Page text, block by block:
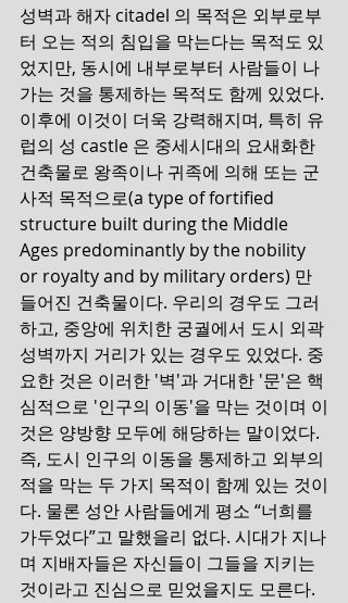
성벽과 해자 citadel 의 목적은 외부로부
터 오는 적의 침입을 막는다는 목적도 있
었지만, 동시에 내부로부터 사람들이 나
가는 것을 통제하는 목적도 함께 있었다.
이후에 이것이 더욱 강력해지며, 특히 유
럽의 성 castle 은 중세시대의 요새화한
건축물로 왕족이나 귀족에 의해 또는 군
사적 목적으로(a type of fortified
structure built during the Middle
Ages predominantly by the nobility
or royalty and by military orders) 만
들어진 건축물이다. 우리의 경우도 그러
하고, 중앙에 위치한 궁궐에서 도시 외곽
성벽까지 거리가 있는 경우도 있었다. 중
요한 것은 이러한 '벽'과 거대한 '문'은 핵
심적으로 '인구의 이동'을 막는 것이며 이
것은 양방향 모두에 해당하는 말이었다.
즉, 도시 인구의 이동을 통제하고 외부의
적을 막는 두 가지 목적이 함께 있는 것이
다. 물론 성안 사람들에게 평소 “너희를
가두었다”고 말했을리 없다. 시대가 지나
며 지배자들은 자신들이 그들을 지키는
것이라고 진심으로 믿었을지도 모른다.